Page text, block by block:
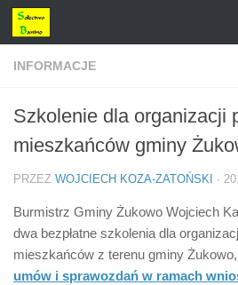
Przejdź do treści
INFORMACJE
Szkolenie dla organizacji
mieszkańców gminy
PRZEZ WOJCIECH KOZA-ZATOŃSKI ·
Burmistrz Gminy Żukowo Wojciech
dwa bezpłatne szkolenia dla
mieszkańców z terenu gminy
umów i sprawozdań w ramach